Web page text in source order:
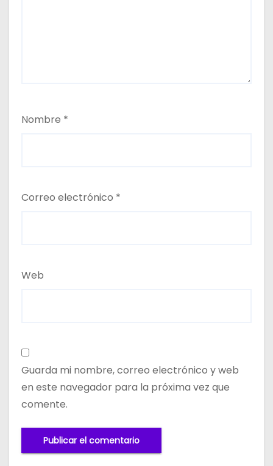
Nombre *
Correo electrónico *
Web
Guarda mi nombre, correo electrónico y web
en este navegador para la próxima vez que
comente.